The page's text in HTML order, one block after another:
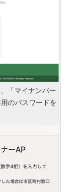
「マイナンバー
のパスワードを